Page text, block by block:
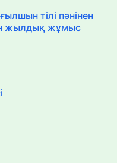
тілі пәнінен
жылдық жұмыс